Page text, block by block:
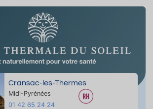
Cransac-les-Thermes
Midi-Pyrénées
01 42 65 24 24